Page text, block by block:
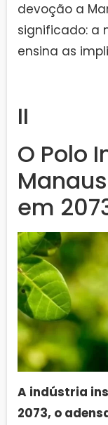
devoção a
significado: a
ensina as
II
O Polo
em
A indústria
2073, o